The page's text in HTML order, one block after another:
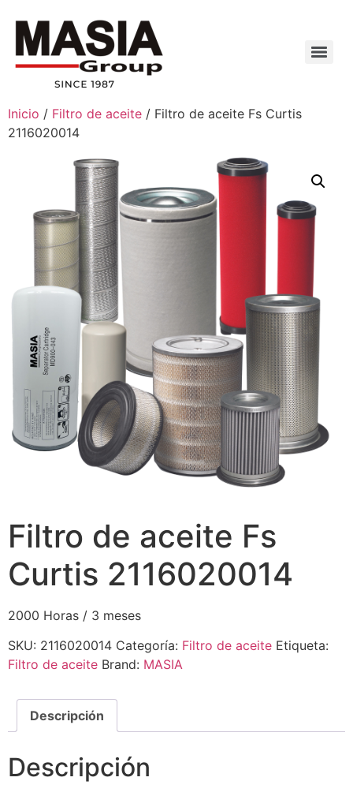
Inicio / Filtro de aceite / Filtro de aceite Fs Curtis
2116020014
Filtro de aceite Fs
Curtis 2116020014
2000 Horas / 3 meses
SKU: 2116020014 Categoría: Filtro de aceite Etiqueta:
Filtro de aceite Brand: MASIA
Descripción
Descripción